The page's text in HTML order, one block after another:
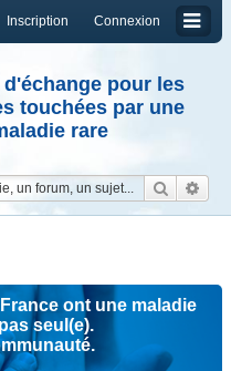
Connexion
Inscription
d'échange pour les
touchées par une
rare
ont une maladie
seul(e).